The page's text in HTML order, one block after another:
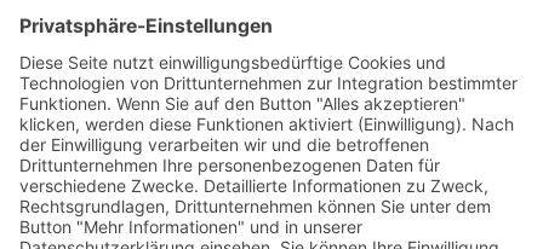
Wie Sichtbarkeit ohne Manipulation gelingt: ein
Praxisleitfaden für faire und verantwortliche
Suchmaschinenoptimierung.
Amazon Apple Books
eBook.de Thalia
Hugendubel